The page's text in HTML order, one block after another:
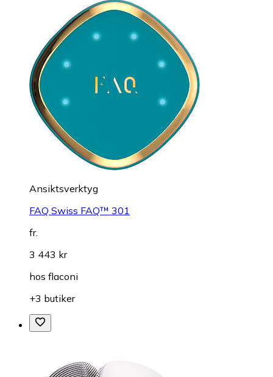
Ansiktsverktyg
FAQ Swiss FAQ™ 301
fr.
3 443 kr
hos flaconi
+3 butiker